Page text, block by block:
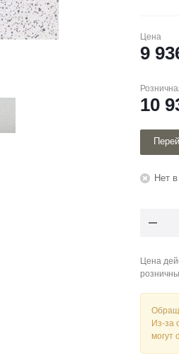
Цена
9
10
Нет
Цена
Из-за
могут